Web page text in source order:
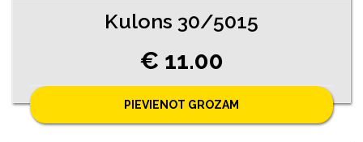
Kulons 30/5015
€ 11.00
PIEVIENOT GROZAM